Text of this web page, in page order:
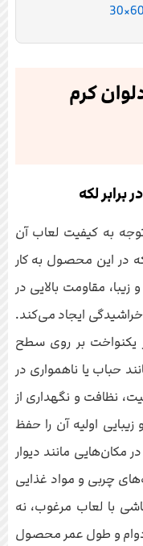
کرم
خرید کاشی دلوان کرم 60×30، توجه به کیفیت لعاب آن
در این محصول به کار
مقاومت بالایی در
ایجاد می‌کند.
یکنواخت بر روی سطح
حباب یا ناهمواری در
نظافت و نگهداری از
اولیه آن را حفظ
مکان‌هایی مانند دیوار
چربی و مواد غذایی
با لعاب مرغوب، نه
دوام و طول عمر محصول